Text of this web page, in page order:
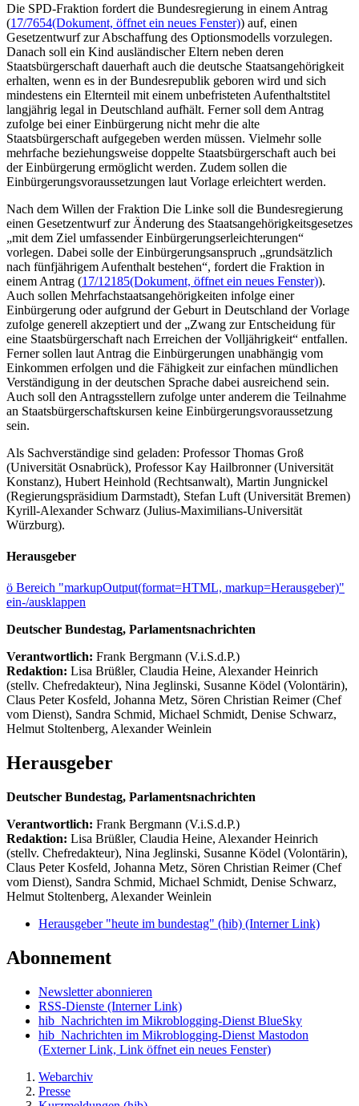
Die SPD-Fraktion fordert die Bundesregierung in einem Antrag
(17/7654(Dokument, öffnet ein neues Fenster)) auf, einen
Gesetzentwurf zur Abschaffung des Optionsmodells vorzulegen.
Danach soll ein Kind ausländischer Eltern neben deren
Staatsbürgerschaft dauerhaft auch die deutsche Staatsangehörigkeit
erhalten, wenn es in der Bundesrepublik geboren wird und sich
mindestens ein Elternteil mit einem unbefristeten Aufenthaltstitel
langjährig legal in Deutschland aufhält. Ferner soll dem Antrag
zufolge bei einer Einbürgerung nicht mehr die alte
Staatsbürgerschaft aufgegeben werden müssen. Vielmehr solle
mehrfache beziehungsweise doppelte Staatsbürgerschaft auch bei
der Einbürgerung ermöglicht werden. Zudem sollen die
Einbürgerungsvoraussetzungen laut Vorlage erleichtert werden.
Nach dem Willen der Fraktion Die Linke soll die Bundesregierung
einen Gesetzentwurf zur Änderung des Staatsangehörigkeitsgesetzes
„mit dem Ziel umfassender Einbürgerungserleichterungen“
vorlegen. Dabei solle der Einbürgerungsanspruch „grundsätzlich
nach fünfjährigem Aufenthalt bestehen“, fordert die Fraktion in
einem Antrag (17/12185(Dokument, öffnet ein neues Fenster)).
Auch sollen Mehrfachstaatsangehörigkeiten infolge einer
Einbürgerung oder aufgrund der Geburt in Deutschland der Vorlage
zufolge generell akzeptiert und der „Zwang zur Entscheidung für
eine Staatsbürgerschaft nach Erreichen der Volljährigkeit“ entfallen.
Ferner sollen laut Antrag die Einbürgerungen unabhängig vom
Einkommen erfolgen und die Fähigkeit zur einfachen mündlichen
Verständigung in der deutschen Sprache dabei ausreichend sein.
Auch soll den Antragsstellern zufolge unter anderem die Teilnahme
an Staatsbürgerschaftskursen keine Einbürgerungsvoraussetzung
sein.
Als Sachverständige sind geladen: Professor Thomas Groß
(Universität Osnabrück), Professor Kay Hailbronner (Universität
Konstanz), Hubert Heinhold (Rechtsanwalt), Martin Jungnickel
(Regierungspräsidium Darmstadt), Stefan Luft (Universität Bremen)
Kyrill-Alexander Schwarz (Julius-Maximilians-Universität
Würzburg).
Herausgeber
ö Bereich "markupOutput(format=HTML, markup=Herausgeber)"
ein-/ausklappen
Deutscher Bundestag, Parlamentsnachrichten
Verantwortlich: Frank Bergmann (V.i.S.d.P.)
Redaktion: Lisa Brüßler, Claudia Heine, Alexander Heinrich
(stellv. Chefredakteur), Nina Jeglinski, Susanne Ködel (Volontärin),
Claus Peter Kosfeld, Johanna Metz, Sören Christian Reimer (Chef
vom Dienst), Sandra Schmid, Michael Schmidt, Denise Schwarz,
Helmut Stoltenberg, Alexander Weinlein
Herausgeber
Deutscher Bundestag, Parlamentsnachrichten
Verantwortlich: Frank Bergmann (V.i.S.d.P.)
Redaktion: Lisa Brüßler, Claudia Heine, Alexander Heinrich
(stellv. Chefredakteur), Nina Jeglinski, Susanne Ködel (Volontärin),
Claus Peter Kosfeld, Johanna Metz, Sören Christian Reimer (Chef
vom Dienst), Sandra Schmid, Michael Schmidt, Denise Schwarz,
Helmut Stoltenberg, Alexander Weinlein
Herausgeber "heute im bundestag" (hib) (Interner Link)
Abonnement
Newsletter abonnieren
RSS-Dienste (Interner Link)
hib_Nachrichten im Mikroblogging-Dienst BlueSky
hib_Nachrichten im Mikroblogging-Dienst Mastodon
(Externer Link, Link öffnet ein neues Fenster)
Webarchiv
Presse